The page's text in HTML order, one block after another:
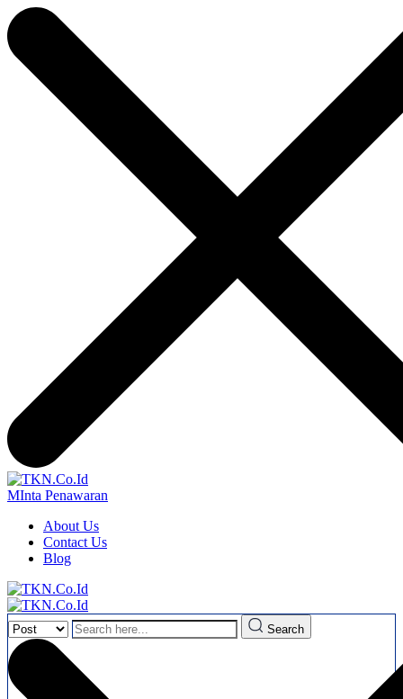
MInta Penawaran
About Us
Contact Us
Blog
Search